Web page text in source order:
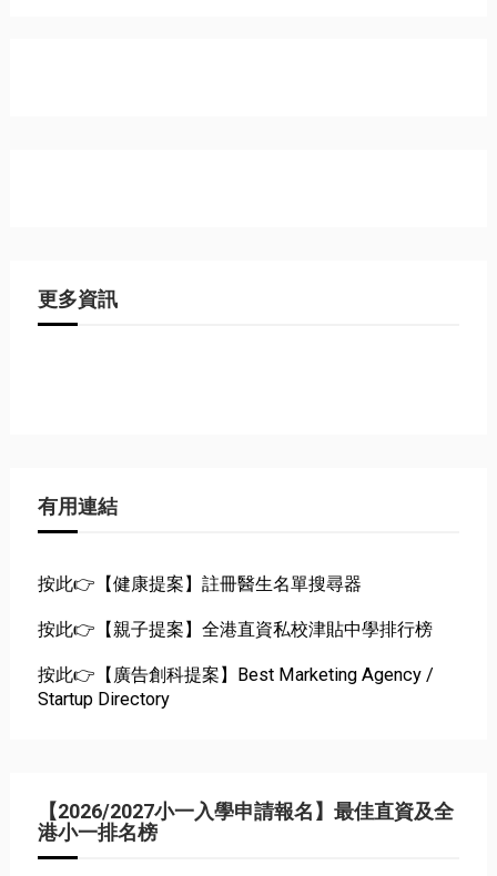
更多資訊
有用連結
按此👉【健康提案】註冊醫生名單搜尋器
按此👉【親子提案】全港直資私校津貼中學排行榜
按此👉【廣告創科提案】Best Marketing Agency /
Startup Directory
【2026/2027小一入學申請報名】最佳直資及全
港小一排名榜